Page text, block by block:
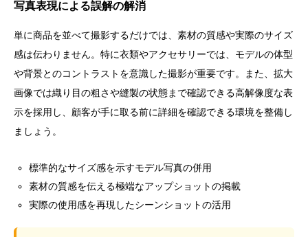
写真表現による誤解の解消
単に商品を並べて撮影するだけでは、素材の質感や実際のサイズ
感は伝わりません。特に衣類やアクセサリーでは、モデルの体型
や背景とのコントラストを意識した撮影が重要です。また、拡大
画像では織り目の粗さや縫製の状態まで確認できる高解像度な表
示を採用し、顧客が手に取る前に詳細を確認できる環境を整備し
ましょう。
標準的なサイズ感を示すモデル写真の併用
素材の質感を伝える極端なアップショットの掲載
実際の使用感を再現したシーンショットの活用